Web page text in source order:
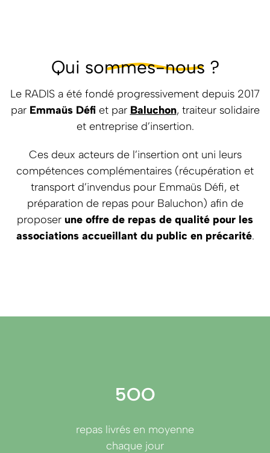
Qui sommes-nous ?
Le RADIS a été fondé progressivement depuis 2017
par Emmaüs Défiet par Baluchon, traiteur solidaire
et entreprise d’insertion.
Ces deux acteurs de l’insertion ont uni leurs
compétences complémentaires (récupération et
transport d’invendus pour Emmaüs Défi, et
préparation de repas pour Baluchon) afin de
proposer une offre de repas de qualité pour les
associations accueillant du public en précarité.
5OO
repas livrés en moyenne
chaque jour